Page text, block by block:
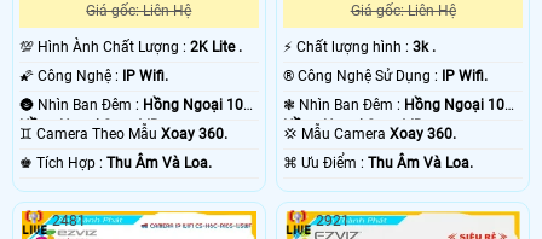
Giá gốc: Liên Hệ
💯 Hình Ành Chất Lượng : 2K Lite .
🌠 Công Nghệ : IP Wifi.
🌚 Nhìn Ban Đêm : Hồng Ngoại 10m
Hồng Ngoại Smart IR.
♊ Camera Theo Mẫu Xoay 360.
️♚ Tích Hợp : Thu Âm Và Loa.
Giá gốc: Liên Hệ
️⚡ Chất lượng hình :3k .
®️ Công Nghệ Sử Dụng : IP Wifi.
❃ Nhìn Ban Đêm : Hồng Ngoại 10m
Hồng Ngoại Smart IR.
💢 Mẫu CameraXoay 360.
️⌘ Ưu Điểm :Thu Âm Và Loa.
2481 2921